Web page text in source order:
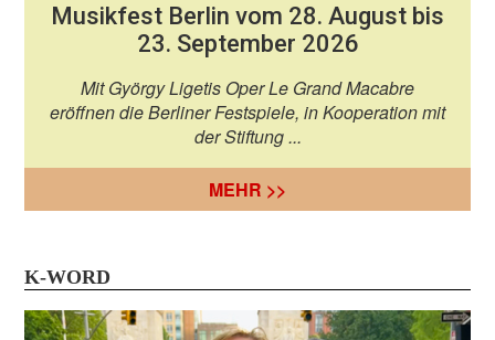
Musikfest Berlin vom 28. August bis
23. September 2026
Mit György Ligetis Oper Le Grand Macabre
eröffnen die Berliner Festspiele, in Kooperation mit
der Stiftung ...
MEHR >>
K-WORD